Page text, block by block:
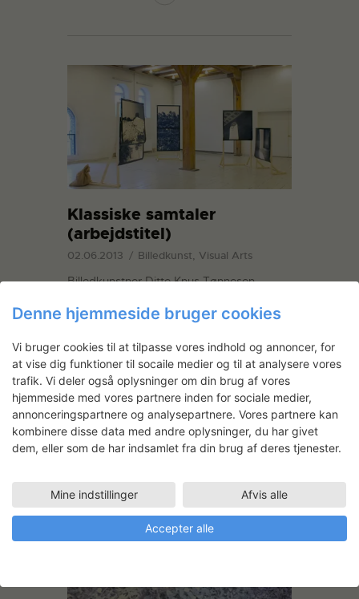
Klassiske samtaler
(arbejdstitel)
02.06.2013 Billedkunst, Visual Arts
Billedkunstner Ditte Knus Tønnesen
formater på værker til en udstilling i Green
værkerne til ”Klassiske samtaler” ligger i
forlængelse af værker, Ditte har arbejdet
med tidligere. Her kombinerer hun store
fotoprints med trækonstruktioner, som…
READ MORE
Denne hjemmeside bruger cookies
Vi bruger cookies til at tilpasse vores indhold og annoncer, for
at vise dig funktioner til socaile medier og til at analysere vores
trafik. Vi deler også oplysninger om din brug af vores
hjemmeside med vores partnere inden for sociale medier,
annonceringspartnere og analysepartnere. Vores partnere kan
kombinere disse data med andre oplysninger, du har givet
dem, eller som de har indsamlet fra din brug af deres tjenester.
Mine indstillinger Afvis alle
Accepter alle